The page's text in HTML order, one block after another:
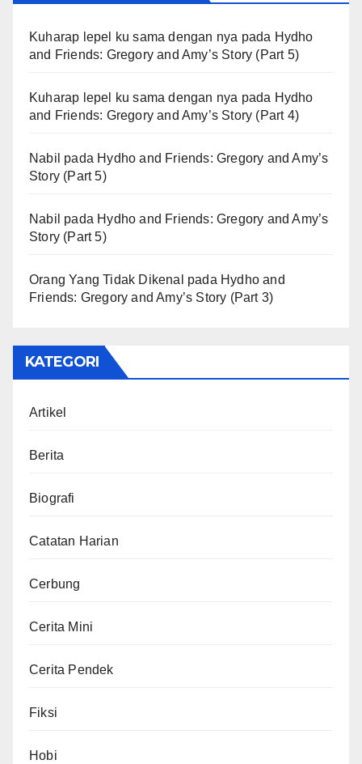
Kuharap lepel ku sama dengan nya pada Hydho
and Friends: Gregory and Amy’s Story (Part 5)
Kuharap lepel ku sama dengan nya pada Hydho
and Friends: Gregory and Amy’s Story (Part 4)
Nabil pada Hydho and Friends: Gregory and Amy’s
Story (Part 5)
Nabil pada Hydho and Friends: Gregory and Amy’s
Story (Part 5)
Orang Yang Tidak Dikenal pada Hydho and
Friends: Gregory and Amy’s Story (Part 3)
KATEGORI
Artikel
Berita
Biografi
Catatan Harian
Cerbung
Cerita Mini
Cerita Pendek
Fiksi
Hobi